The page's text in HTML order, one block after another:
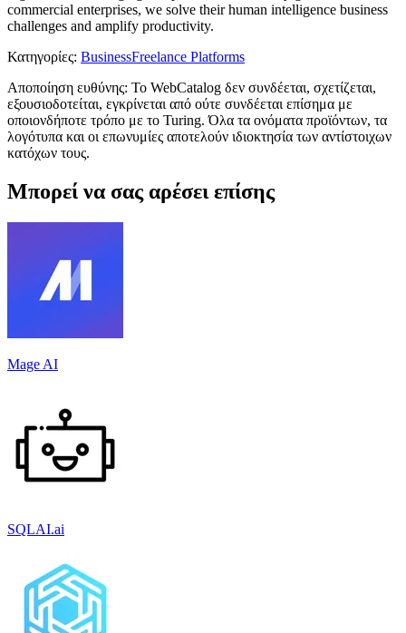
commercial enterprises, we solve their human intelligence business
challenges and amplify productivity.
Κατηγορίες: BusinessFreelance Platforms
Αποποίηση ευθύνης: Το WebCatalog δεν συνδέεται, σχετίζεται,
εξουσιοδοτείται, εγκρίνεται από ούτε συνδέεται επίσημα με
οποιονδήποτε τρόπο με το Turing. Όλα τα ονόματα προϊόντων, τα
λογότυπα και οι επωνυμίες αποτελούν ιδιοκτησία των αντίστοιχων
κατόχων τους.
Μπορεί να σας αρέσει επίσης
Mage AI
SQLAI.ai